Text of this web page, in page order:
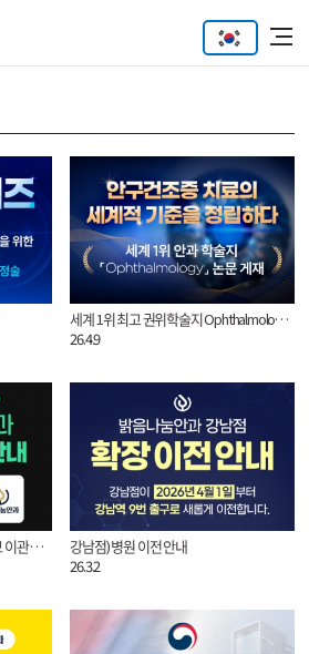
세계 1위 최고 권위학술지 Ophthalmology 논문 게재
26.4.9
강남점) 강남아이디안과 개인정보 이관 안내
강남점) 병원 이전 안내
26.3.2